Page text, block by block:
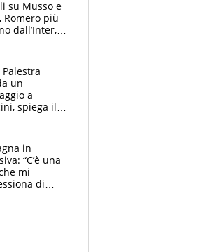
su Musso e
Romero più
dall’Inter,
un
a
spiega il
con
in
“C’è una
mi
di